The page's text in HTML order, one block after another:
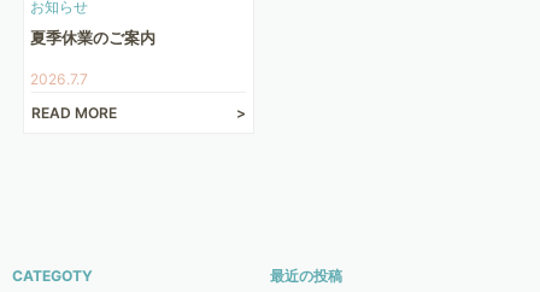
お知らせ
夏季休業のご案内
2026.7.7
READ MORE
CATEGOTY 最近の投稿